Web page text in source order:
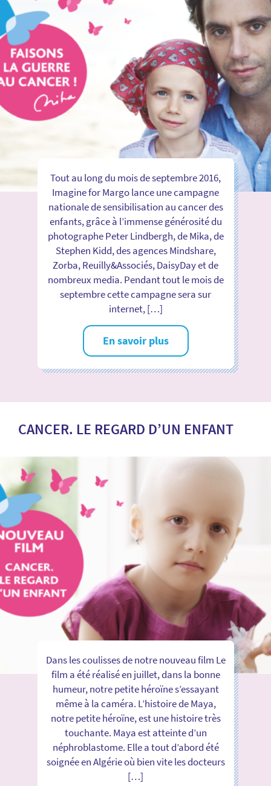
Tout au long du mois de septembre 2016,
Imagine for Margo lance une campagne
nationale de sensibilisation au cancer des
enfants, grâce à l’immense générosité du
photographe Peter Lindbergh, de Mika, de
Stephen Kidd, des agences Mindshare,
Zorba, Reuilly&Associés, DaisyDay et de
nombreux media. Pendant tout le mois de
septembre cette campagne sera sur
internet, […]
En savoir plus
CANCER. LE REGARD D’UN ENFANT
Dans les coulisses de notre nouveau film Le
film a été réalisé en juillet, dans la bonne
humeur, notre petite héroïne s’essayant
même à la caméra. L’histoire de Maya,
notre petite héroïne, est une histoire très
touchante. Maya est atteinte d’un
néphroblastome. Elle a tout d’abord été
soignée en Algérie où bien vite les docteurs
[…]